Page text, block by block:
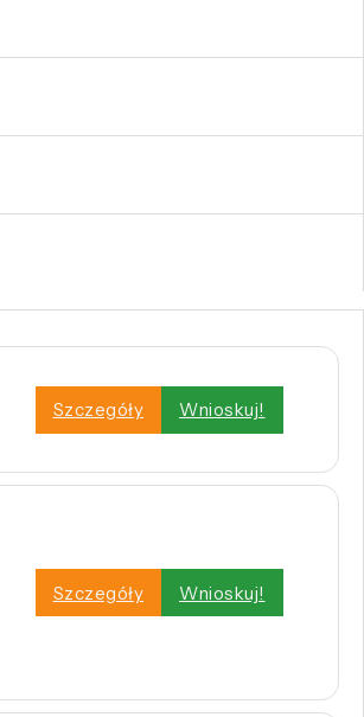
Szczegóły Wnioskuj!
Szczegóły Wnioskuj!